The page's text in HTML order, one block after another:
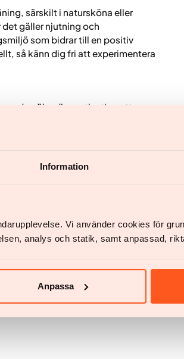
Information
Vi använder cookies för
analys och statik, samt anpassad,
Anpassa
särskilt i natursköna eller
gäller njutning och
som bidrar till en positiv
så känn dig fri att experimentera
sedan öka din motivation att